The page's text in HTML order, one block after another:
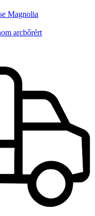
Magnolia
arcbőrért